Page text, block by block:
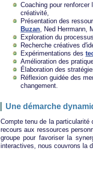
Coaching pour
créativité,
Présentation des
Buzan , Ned
Exploration du
Recherche créatives
Expérimentations des
Amélioration des
Élaboration des
Réflexion guidée des
changement.
Une démarche
Compte tenu de la particularité
recours aux ressources
groupe pour favoriser la
interactives, nous couvrons la